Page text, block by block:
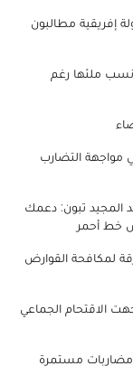
الدخول للولايات المتحدة: مواطنو 30 دولة إفريقية مطالبون
ملئها رغم
مواجهة التضارب
المجيد تبون: دعمك
خط أحمر
لمكافحة القوارض
الاقتحام الجماعي
مضاربات مستمرة